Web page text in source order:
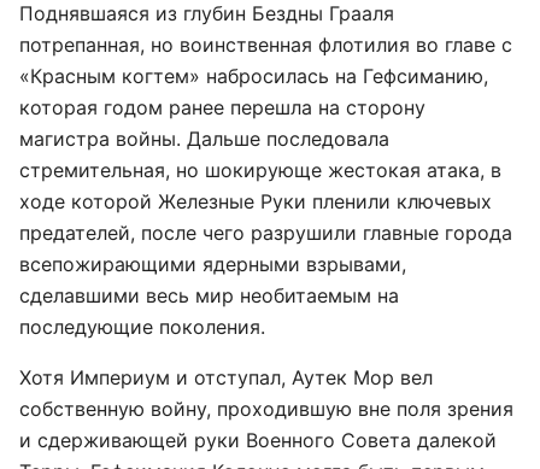
Поднявшаяся из глубин Бездны Грааля
потрепанная, но воинственная флотилия во главе с
«Красным когтем» набросилась на Гефсиманию,
которая годом ранее перешла на сторону
магистра войны. Дальше последовала
стремительная, но шокирующе жестокая атака, в
ходе которой Железные Руки пленили ключевых
предателей, после чего разрушили главные города
всепожирающими ядерными взрывами,
сделавшими весь мир необитаемым на
последующие поколения.
Хотя Империум и отступал, Аутек Мор вел
собственную войну, проходившую вне поля зрения
и сдерживающей руки Военного Совета далекой